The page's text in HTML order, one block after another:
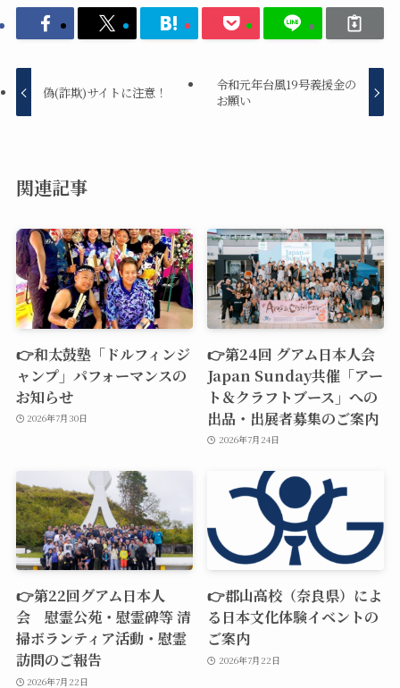
偽(詐欺)サイトに注意！
令和元年台風19号義援金の
お願い
関連記事
👉和太鼓塾「ドルフィンジ
ャンプ」パフォーマンスの
お知らせ
2026年7月30日
👉第24回 グアム日本人会
Japan Sunday共催「アー
ト＆クラフトブース」への
出品・出展者募集のご案内
2026年7月24日
👉第22回グアム日本人
会 慰霊公苑・慰霊碑等 清
掃ボランティア活動・慰霊
訪問のご報告
2026年7月22日
👉郡山高校（奈良県）によ
る日本文化体験イベントの
ご案内
2026年7月22日